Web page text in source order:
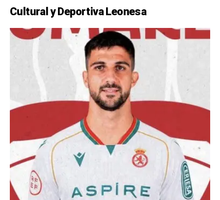
Cultural y Deportiva Leonesa